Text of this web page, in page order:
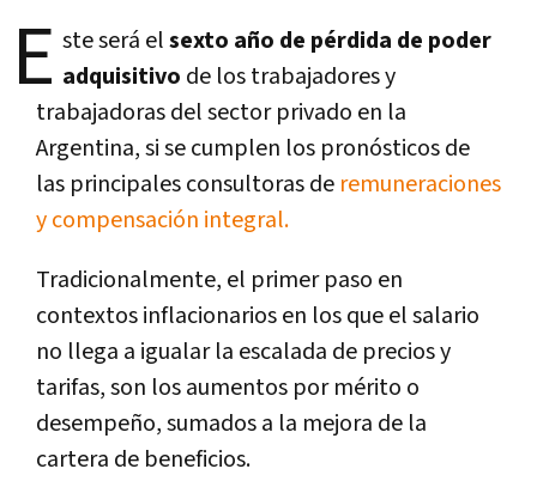
E ste será elsexto año de pérdida de poder
adquisitivo de los trabajadores y
trabajadoras del sector privado en la
Argentina, si se cumplen los pronósticos de
las principales consultoras de remuneraciones
y compensación integral.
Tradicionalmente, el primer paso en
contextos inflacionarios en los que el salario
no llega a igualar la escalada de precios y
tarifas, son los aumentos por mérito o
desempeño, sumados a la mejora de la
cartera de beneficios.